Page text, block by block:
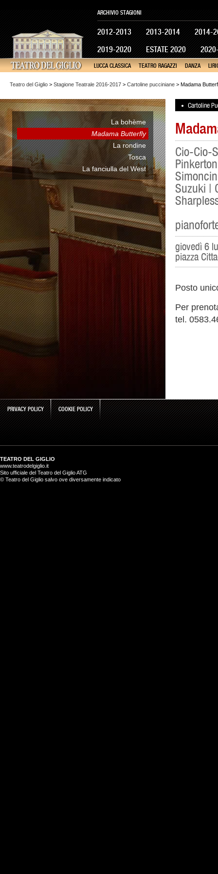
2012-2013 2013-2014
2014-
2019-2020
ESTATE 2020
ARCHIVIO STAGIONI
LUCCA CLASSICA TEATRO RAGAZZI DANZA
Teatro del Giglio > Stagione Teatrale 2016-2017 > Cartoline pucciniane > Madama
La bohème
Madama Butterfly
La rondine
Tosca
La fanciulla del West
• Cartoline
Cio-Cio-
Suzuki |
giovedì 6
piazza
Posto
Per
tel.
PRIVACY POLICY COOKIE POLICY
TEATRO DEL GIGLIO
www.teatrodelgiglio.it
Sito ufficiale del Teatro del Giglio ATG
© Teatro del Giglio salvo ove diversamente indicato